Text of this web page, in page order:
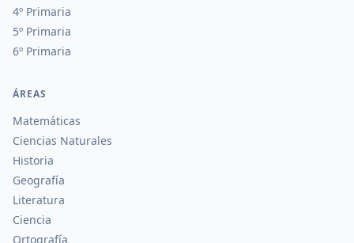
4º Primaria
5º Primaria
6º Primaria
ÁREAS
Matemáticas
Ciencias Naturales
Historia
Geografía
Literatura
Ciencia
Ortografía